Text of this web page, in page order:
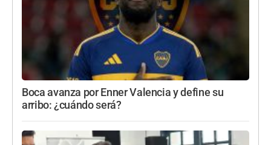
Boca avanza por Enner Valencia y define su
arribo: ¿cuándo será?